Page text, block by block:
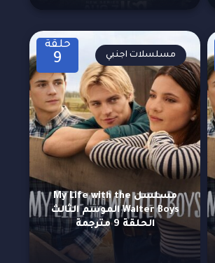
حلقة
9
مسلسل My Life with the
Walter Boys الموسم الثالث
الحلقة 9 مترجمة
مسلسلات اجنبي